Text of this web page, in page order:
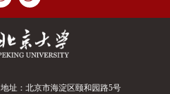
地址：北京市海淀区颐和园路5号